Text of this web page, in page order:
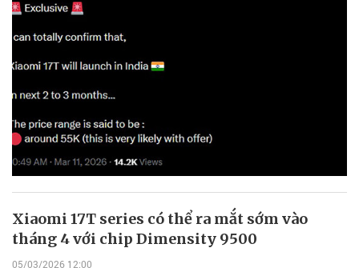
Xiaomi 17T series có thể ra mắt sớm vào
tháng 4 với chip Dimensity 9500
05/03/2026 12:00